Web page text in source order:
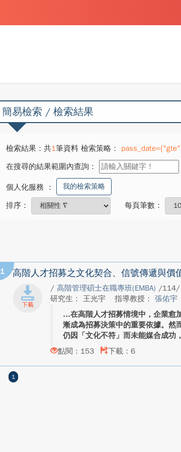
簡易檢索 / 檢索結果
檢索結果：共1筆資料 檢索策略：
在搜尋的結果範圍內查詢：
個人化服務 ： 我的檢索策略
排序： 每頁筆數：
1 高階人才招募之文化契合、信號傳遞與價
/ 高階管理碩士在職專班(EMBA) /114/
研究生： 王光宇
指導教授： 張佑宇
在高階人才招募情境中，企業愈
漸成為招募決策中的重要依據。然
仍因「文化不符」而未能媒合成功
點閱：153
下載：6
1